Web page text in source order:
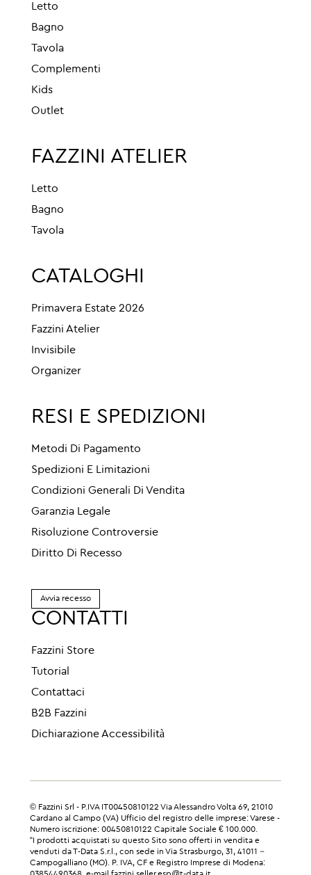
Letto
Bagno
Tavola
Complementi
Kids
Outlet
FAZZINI ATELIER
Letto
Bagno
Tavola
CATALOGHI
Primavera Estate 2026
Fazzini Atelier
Invisibile
Organizer
RESI E SPEDIZIONI
Metodi Di Pagamento
Spedizioni E Limitazioni
Condizioni Generali Di Vendita
Garanzia Legale
Risoluzione Controversie
Diritto Di Recesso
Avvia recesso
CONTATTI
Fazzini Store
Tutorial
Contattaci
B2B Fazzini
Dichiarazione Accessibilità
© Fazzini Srl - P.IVA IT00450810122 Via Alessandro Volta 69, 21010
Cardano al Campo (VA) Ufficio del registro delle imprese: Varese -
Numero iscrizione: 00450810122 Capitale Sociale € 100.000.
“I prodotti acquistati su questo Sito sono offerti in vendita e
venduti da T-Data S.r.l., con sede in Via Strasburgo, 31, 41011 –
Campogalliano (MO). P. IVA, CF e Registro Imprese di Modena: